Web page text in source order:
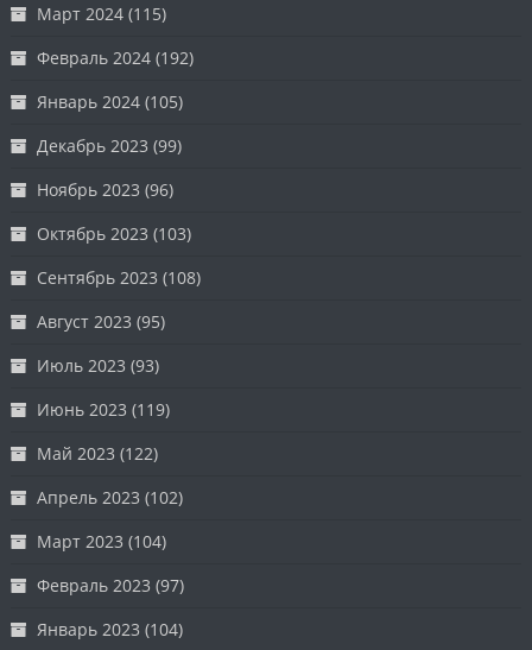
Март 2024 (115)
Февраль 2024 (192)
Январь 2024 (105)
Декабрь 2023 (99)
Ноябрь 2023 (96)
Октябрь 2023 (103)
Сентябрь 2023 (108)
Август 2023 (95)
Июль 2023 (93)
Июнь 2023 (119)
Май 2023 (122)
Апрель 2023 (102)
Март 2023 (104)
Февраль 2023 (97)
Январь 2023 (104)